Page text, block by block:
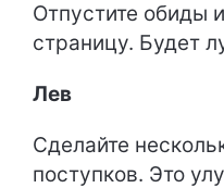
Отпустите обиды
страницу. Будет
Лев
Сделайте
поступков. Это